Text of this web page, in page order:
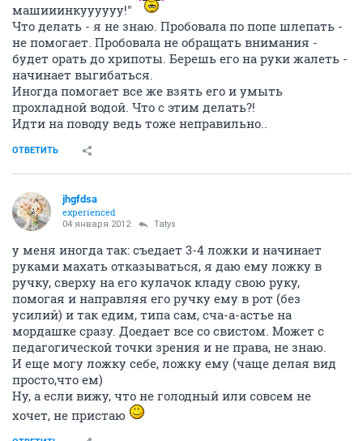
машииинкуууууу!"
Что делать - я не знаю. Пробовала по попе шлепать -
не помогает. Пробовала не обращать внимания -
будет орать до хрипоты. Берешь его на руки жалеть -
начинает выгибаться.
Иногда помогает все же взять его и умыть
прохладной водой. Что с этим делать?!
Идти на поводу ведь тоже неправильно..
ОТВЕТИТЬ
jhgfdsa
experienced
04 января 2012 Tatys
у меня иногда так: съедает 3-4 ложки и начинает
руками махать отказываться, я даю ему ложку в
ручку, сверху на его кулачок кладу свою руку,
помогая и направляя его ручку ему в рот (без
усилий) и так едим, типа сам, сча-а-астье на
мордашке сразу. Доедает все со свистом. Может с
педагогической точки зрения и не права, не знаю.
И еще могу ложку себе, ложку ему (чаще делая вид
просто,что ем)
Ну, а если вижу, что не голодный или совсем не
хочет, не пристаю